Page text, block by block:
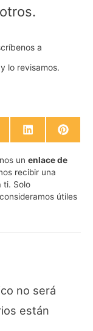
a
y lo revisamos.
Compartir
en
LinkedIn
en
un enlace de
recibir una
ti. Solo
útiles
no será
están